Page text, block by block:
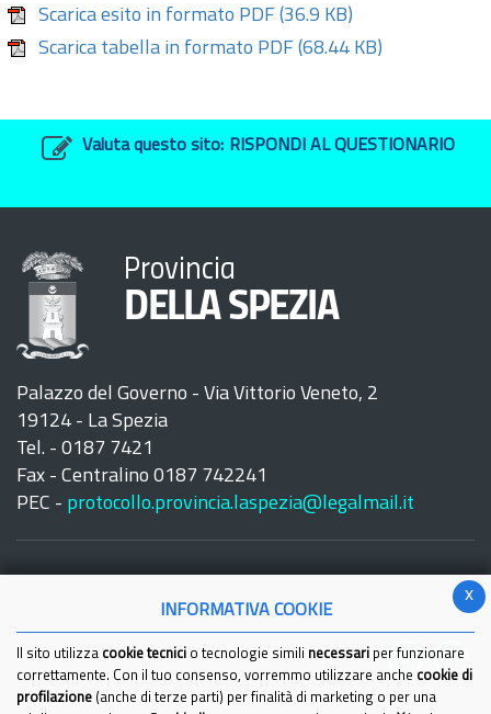
Scarica esito in formato PDF (36.9 KB)
Scarica tabella in formato PDF (68.44 KB)
Valuta questo sito: RISPONDI AL QUESTIONARIO
Provincia
DELLA SPEZIA
Palazzo del Governo - Via Vittorio Veneto, 2
19124 - La Spezia
Tel. - 0187 7421
Fax - Centralino 0187 742241
PEC - protocollo.provincia.laspezia@legalmail.it
Seguici su:
x
INFORMATIVA COOKIE
Il sito utilizza cookie tecnici o tecnologie simili necessari per funzionare
correttamente. Con il tuo consenso, vorremmo utilizzare anche cookie di
profilazione (anche di terze parti) per finalità di marketing o per una